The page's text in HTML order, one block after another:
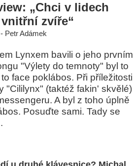
„Chci v lidech
zvíře“
Petr Adámek
Lynxem bavili o jeho prvním
"Výlety do temnoty" byl to
face poklábos. Při příležitosti
"Cililynx" (taktéž fakin' skvělé)
A byl z toho úplně
Posuďte sami. Tady se